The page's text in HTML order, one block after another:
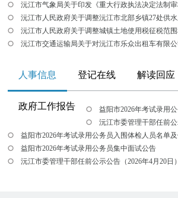
人事信息 登记在线 解读回应
政府工作报告
益阳市2026年考试录用公务员集中面试公告
沅江市委管理干部任前公示公告（2026年4月20日）